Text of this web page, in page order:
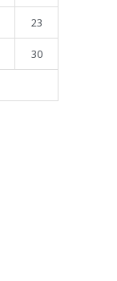
23
30